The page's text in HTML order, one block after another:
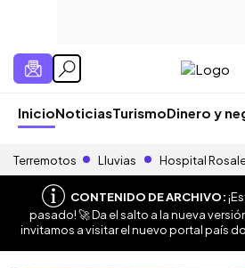
InicioNoticiasTurismoDinero y
Terremotos Lluvias Hospital
CONTENIDO DE ARCHIVO:
pasado! 🚀 Da el salto a la nueva
invitamos a visitar el nuevo portal país